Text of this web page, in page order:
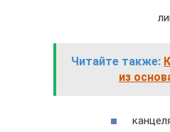
Читайте также:
из